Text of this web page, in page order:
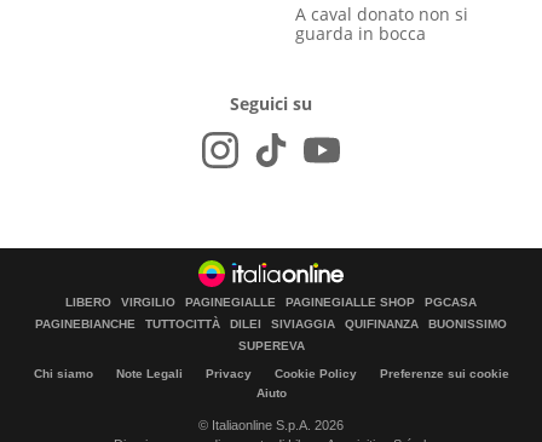
A caval donato non si
guarda in bocca
Seguici su
LIBERO VIRGILIO PAGINEGIALLE PAGINEGIALLE SHOP
PGCASA
PAGINEBIANCHE
TUTTOCITTÀ DILEI SIVIAGGIA QUIFINANZA
BUONISSIMO
SUPEREVA
Chi siamo Note Legali Privacy Cookie Policy
Preferenze sui cookie
Aiuto
© Italiaonline S.p.A. 2026